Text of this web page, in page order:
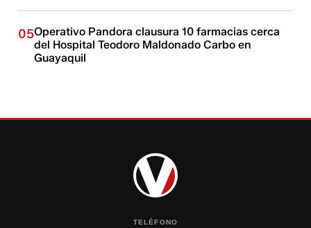
05Operativo Pandora clausura 10 farmacias cerca
del Hospital Teodoro Maldonado Carbo en
Guayaquil
TELÉFONO